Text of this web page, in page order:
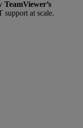
TeamViewer’s
support at scale.